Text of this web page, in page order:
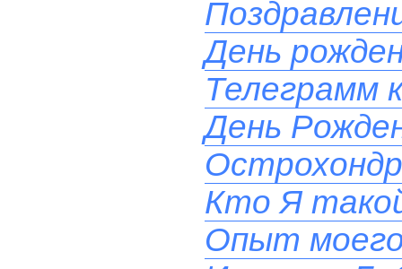
День
Телеграмм
День
Кто Я
Опыт